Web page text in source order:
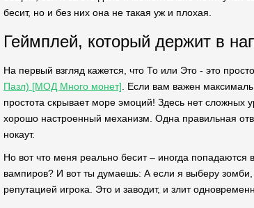
бесит, но и без них она не такая уж и плохая.
Геймплей, который держит в
На первый взгляд кажется, что То или Это - это
Пазл) [МОД Много монет] . Если вам важен
простота скрывает море эмоций! Здесь нет сложных
хорошо настроенный механизм. Одна правильная
нокаут.
Но вот что меня реально бесит – иногда
вампиров? И вот ты думаешь: А если я выберу зомби,
репутацией игрока. Это и заводит, и злит